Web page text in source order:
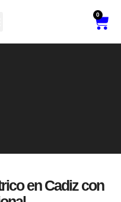
0
en Cadiz con